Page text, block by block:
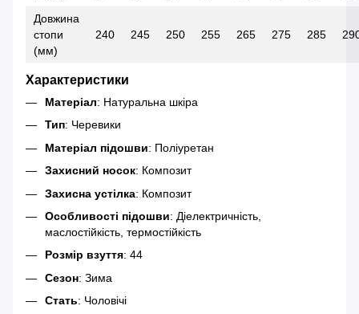
Довжина
стопи
(мм)
240 245 250 255 265 275 285
Характеристики
Матеріал: Натуральна шкіра
Тип: Черевики
Матеріал підошви: Поліуретан
Захисний носок: Композит
Захисна устілка: Композит
Особливості підошви: Діелектричність,
маслостійкість, термостійкість
Розмір взуття: 44
Сезон: Зима
Стать: Чоловічі